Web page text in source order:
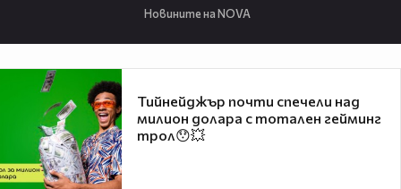
Новините на NOVA
Тийнейджър почти спечели над
милион долара с тотален гейминг
трол😯💥